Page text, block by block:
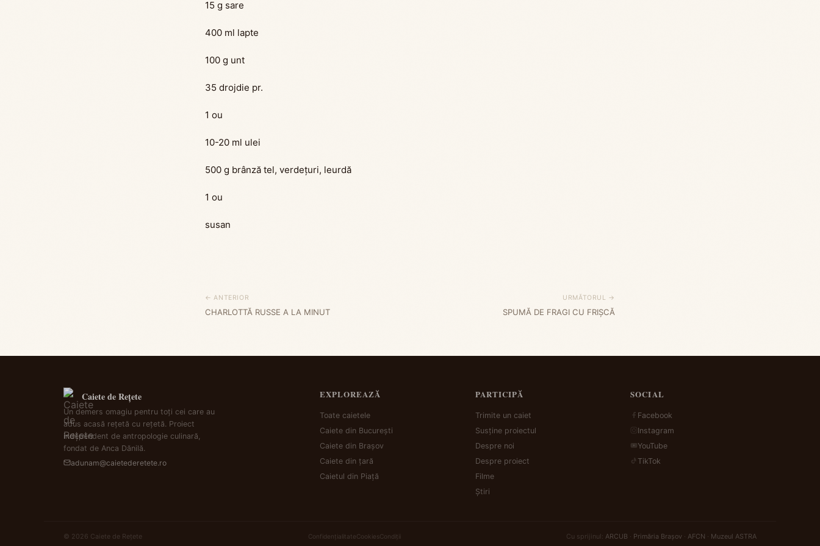
15 g sare
400 ml lapte
100 g unt
35 drojdie pr.
1 ou
10-20 ml ulei
500 g brânză tel, verdeţuri, leurdă
1 ou
susan
← ANTERIOR
CHARLOTTĂ RUSSE A LA MINUT
URMĂTORUL →
SPUMĂ DE FRAGI CU FRIȘCĂ
Caiete de Rețete
Un demers omagiu pentru toți cei care au
adus acasă rețetă cu rețetă. Proiect
independent de antropologie culinară,
fondat de Anca Dănilă.
adunam@caietederetete.ro
EXPLOREAZĂ
Toate caietele
Caiete din București
Caiete din Brașov
Caiete din țară
Caietul din Piață
PARTICIPĂ
Trimite un caiet
Susține proiectul
Despre noi
Despre proiect
Filme
Știri
SOCIAL
Facebook
Instagram
YouTube
TikTok
© 2026 Caiete de Rețete ConfidențialitateCookiesCondiții Cu sprijinul: ARCUB · Primăria Brașov · AFCN · Muzeul ASTRA